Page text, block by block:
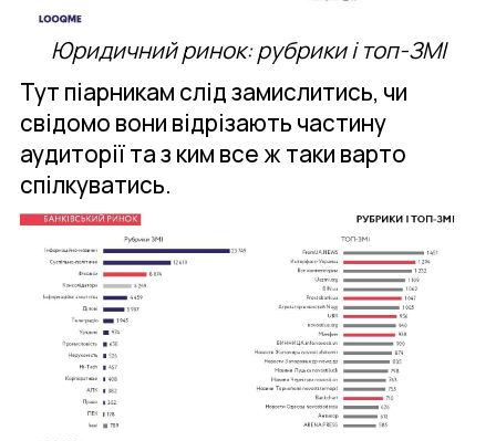
Юридичний ринок: рубрики і топ-ЗМІ
Тут піарникам слід замислитись, чи
свідомо вони відрізають частину
аудиторії та з ким все ж таки варто
спілкуватись.